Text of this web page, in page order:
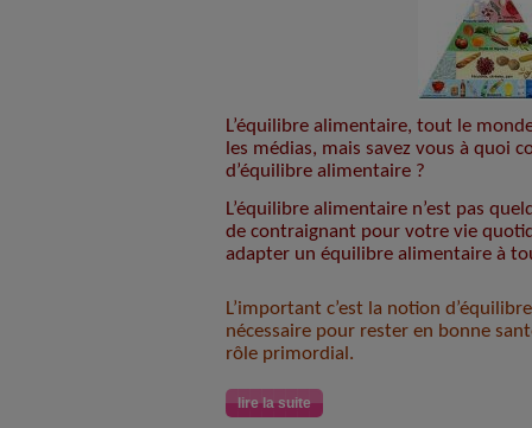
L’équilibre alimentaire, tout le
les médias, mais savez vous à quoi
d’équilibre alimentaire ?
L’équilibre alimentaire n’est pas
de contraignant pour votre vie
adapter un équilibre alimentaire à
L’important c’est la notion
nécessaire pour rester en bonne
rôle primordial.
lire la suite